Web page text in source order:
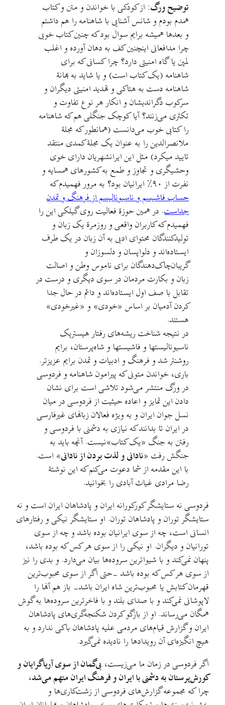
توضیح ورگ: از کودکی با خواندن و متن و کتاب
همدم بودم و شانس آشنایی با شاهنامه را هم داشتم
و بعدها همیشه برایم سوال بود که چنین کتاب خوبی
چرا مدافعانی اینچنین کف به دهان آورده و اغلب
لمپن یا گاه امنیتی دارد؟ چرا کسانی که برای
شاهنامه (یک کتاب است) و یا شاید به بهانهٔ
شاهنامه دست به هتاکی و تهدید امنیتی دیگران و
سرکوب دگراندیشان و انکار هر نوع تفاوت و
تکثری می‌زنند؟ آیا کوچک جنگلی هم که شاهنامه
را کتابی خوب می‌دانست (همانطور که مجلهٔ
ملانصرالدین را به عنوان یک مجلهٔ کمدی منتقد
تایید میکرد) مثل این ایرانشهریان دارای خوی
وحشیگری و تجاوز و طمع به کشورهای همسایه و
نفرت از ۹۰٪ ایرانیان بود؟ به مرور فهمیدم که
حساب فاشيسم و ناسیونالیسم از فرهنگ و تمدن
جداست. در همین حوزهٔ فعالیت روی گیلکی این را
فهمیدم که کاربران واقعی و روزمرهٔ یک زبان و
تولیدکنندگان محتوای ادبی به آن زبان در یک طرف
ایستاده‌اند و دلواپسان و دلسوزان و
گریبان‌چاک‌‌دهندگان برای ناموس وطن و اصالت
زبان و بکارت مردمان در سوی دیگری و درست در
تقابل با صف اول ایستاده‌اند و دائم در حال جدا
کردن آدمیان بر اساس «خودی»‌ و «غیرخودی»
هستند.
در نتیجه شناخت ریشه‌های رفتار هیستریک
ناسیونالیستها و فاشیستها و شاه‌پرستان، برایم
روشنتر شد و فرهنگ و ادبیات و تمدن برایم عزیزتر.
باری، خواندن متونی که پیرامون شاهنامه و فردوسی
در ورگ منتشر می‌شود تلاشی است برای نشان
دادن این تمایز و اعاده حیثیت از فردوسی در میان
نسل جوان ایران و به ویژه فعالان زبانهای غیرفارسی
در ایران تا بدانند که نیازی به دشمنی با فردوسی و
رفتن به جنگ «یک کتاب»‌نيست. آنچه باید به
جنگش رفت «نادانی و لذت بردن از نادانی» است.
با این مقدمه از شما دعوت می‌کنم که این نوشتهٔ
رضا مرادی غیاث آبادی را بخوانید.
فردوسی نه ستایشگر کورکورانه ایران و پادشاهان ایران است و نه
ستایشگر توران و پادشاهان توران. او ستایشگر نیکی و رفتارهای
انسانی است، چه از سوی ایرانیان بوده باشد و چه از سوی
تورانیان و دیگران. او نیکی را از سوی هر کس که بوده باشد،
پنهان نمی‌کند و با شیواترین سروده‌ها بیان می‌دارد. و بدی را نیز
از سوی هر کس که بوده باشد -حتی اگر از سوی محبوب‌ترین
قهرمان کتابش یا محبوب‌ترین شاه ایران باشد- باز هم آنها را
لاپوشانی نمی‌کند و با صدای بلند و با فاخرترین سروده‌ها به گوش
همگان می‌رساند. او از بازگو کردن شکنجه‌گری‌های پادشاهان
ایران و گزارش قیام‌های مردمی علیه پادشاهان باکی ندارد و به
هیچ انگیزه‌‌ای آن رویدادها را نادیده نمی‌گیرد.
اگر فردوسی در زمان ما می‌زیست، بی‌گمان از سوی آریاگرایان و
کورش‌پرستان به دشمنی با ایران و فرهنگ ایران متهم می‌شد،
چرا که مجموعه گزارش‌های فردوسی از زشت‌کاری‌ها و